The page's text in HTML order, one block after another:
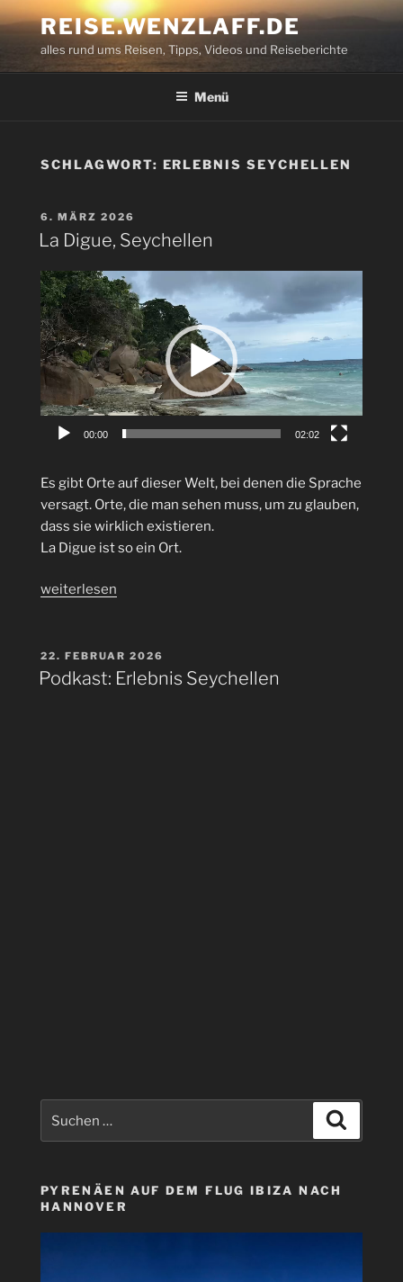
Zum
Inhalt
springen
REISE.WENZLAFF.DE
alles rund ums Reisen, Tipps, Videos und Reiseberichte
Menü
SCHLAGWORT: ERLEBNIS SEYCHELLEN
VERÖFFENTLICHT
AM
6. MÄRZ 2026
La Digue, Seychellen
Video-
Player
00:00 02:02
Es gibt Orte auf dieser Welt, bei denen die Sprache
versagt. Orte, die man sehen muss, um zu glauben,
dass sie wirklich existieren.
La Digue ist so ein Ort.
„La
weiterlesen
VERÖFFENTLICHT
AM
22. FEBRUAR 2026
Podkast: Erlebnis Seychellen
PYRENÄEN AUF DEM FLUG IBIZA NACH
HANNOVER